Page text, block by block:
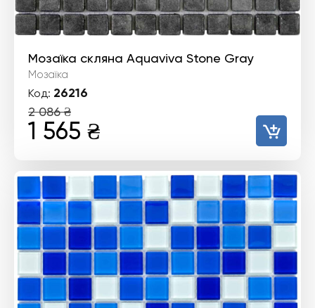
Мозаїка скляна Aquaviva Stone Gray
Мозаїка
Код: 26216
2 086₴
Оригінальна
ціна:
2
086 ₴.
1 565 ₴
ціна:
1
565 ₴.